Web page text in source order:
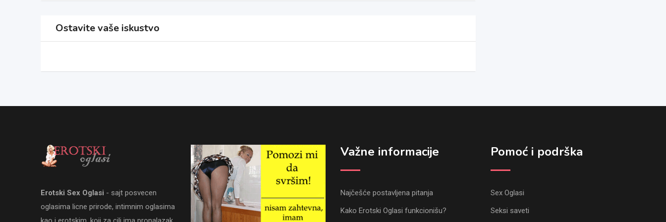
Ostavite vaše iskustvo
Erotski Sex Oglasi - sajt posvecen
oglasima licne prirode, intimnim oglasima
Važne informacije
Najčešće postavljena pitanja
Kako Erotski Oglasi funkcionišu?
Pomoć i podrška
Sex Oglasi
Seksi saveti